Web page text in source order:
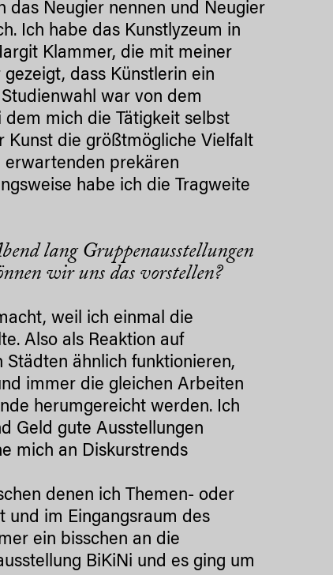
das Neugier nennen und Neugier
Ich habe das Kunstlyzeum in
Klammer, die mit meiner
dass Künstlerin ein
war von dem
mich die Tätigkeit selbst
Kunst die größtmögliche Vielfalt
erwartenden prekären
habe ich die Tragweite
lang Gruppenausstellungen
wir uns das vorstellen?
weil ich einmal die
Also als Reaktion auf
ähnlich funktionieren,
immer die gleichen Arbeiten
herumgereicht werden. Ich
Geld gute Ausstellungen
mich an Diskurstrends
denen ich Themen- oder
und im Eingangsraum des
ein bisschen an die
BiKiNi und es ging um